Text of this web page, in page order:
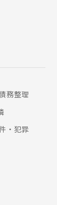
。弁護士
経験から
、医療過
ィスへお
務整理
・犯罪